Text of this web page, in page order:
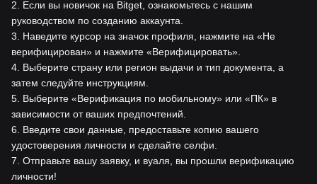
2
Если вы новичок на Bitget, ознакомьтесь с нашим
руководством по созданию аккаунта.
3
Наведите курсор на значок профиля, нажмите на «Не
верифицирован» и нажмите «Верифицировать».
4 Выберите страну или регион выдачи и тип документа, а
затем следуйте инструкциям.
5 Выберите «Верификация по мобильному» или «ПК» в
зависимости от ваших предпочтений.
6
Введите свои данные, предоставьте копию вашего
удостоверения личности и сделайте селфи.
7 Отправьте вашу заявку, и вуаля, вы прошли верификацию
личности!